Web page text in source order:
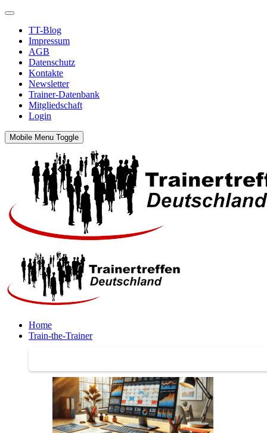
TT-Blog
Impressum
AGB
Datenschutz
Kontakte
Newsletter
Trainer-Datenbank
Mitgliedschaft
Login
Mobile Menu Toggle
Home
Train-the-Trainer